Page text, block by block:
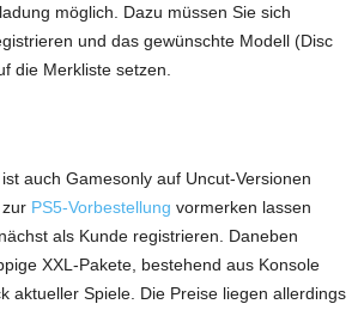
möglich. Dazu müssen Sie sich
und das gewünschte Modell (Disc
die Merkliste setzen.
auch Gamesonly auf Uncut-Versionen
PS5-Vorbestellung vormerken lassen
als Kunde registrieren. Daneben
XXL-Pakete, bestehend aus Konsole
aktueller Spiele. Die Preise liegen allerdings